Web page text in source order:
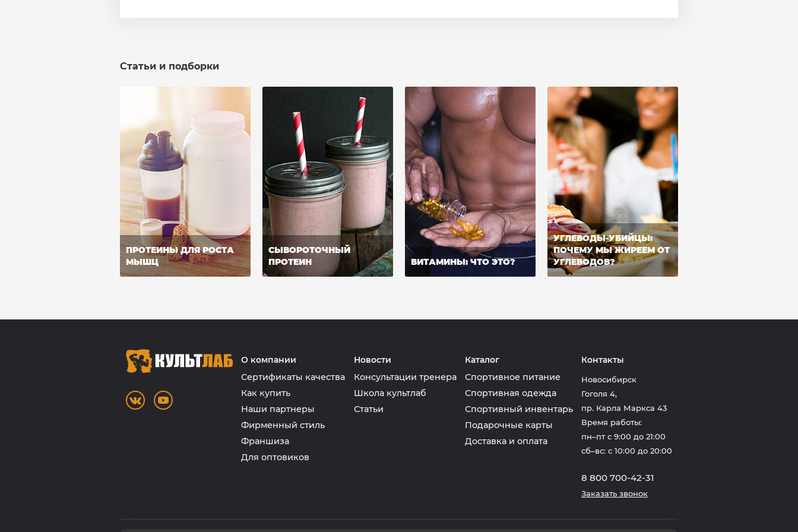
Статьи и подборки
ПРОТЕИНЫ ДЛЯ РОСТА
МЫШЦ
СЫВОРОТОЧНЫЙ
ПРОТЕИН
ВИТАМИНЫ: ЧТО ЭТО?
УГЛЕВОДЫ-УБИЙЦЫ:
ПОЧЕМУ МЫ ЖИРЕЕМ ОТ
УГЛЕВОДОВ?
О компании
Сертификаты качества
Как купить
Наши партнеры
Фирменный стиль
Франшиза
Для оптовиков
Новости
Консультации тренера
Школа культлаб
Статьи
Каталог
Спортивное питание
Спортивная одежда
Спортивный инвентарь
Подарочные карты
Доставка и оплата
Контакты
Новосибирск
Гоголя 4,
пр. Карла Маркса 43
Время работы:
пн–пт с 9:00 до 21:00
сб–вс: с 10:00 до 20:00
8 800 700-42-31
Заказать звонок